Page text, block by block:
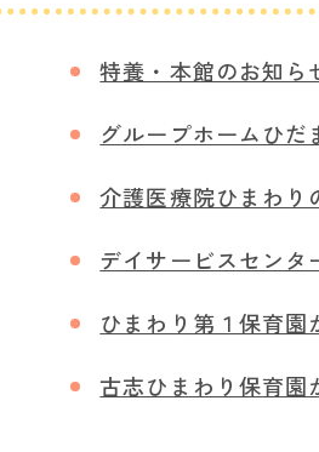
特養・本館のお知ら
グループホームひだ
介護医療院ひまわり
デイサービスセンタ
ひまわり第１保育園
古志ひまわり保育園